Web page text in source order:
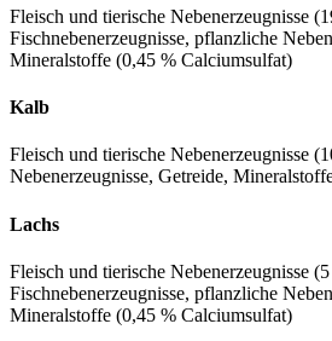
Fleisch und tierische Nebenerzeugnisse
Fischnebenerzeugnisse, pflanzliche
Mineralstoffe (0,45 % Calciumsulfat)
Kalb
Fleisch und tierische Nebenerzeugnisse
Nebenerzeugnisse, Getreide,
Lachs
Fleisch und tierische Nebenerzeugnisse
Fischnebenerzeugnisse, pflanzliche
Mineralstoffe (0,45 % Calciumsulfat)